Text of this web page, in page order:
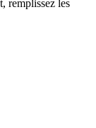
remplissez les